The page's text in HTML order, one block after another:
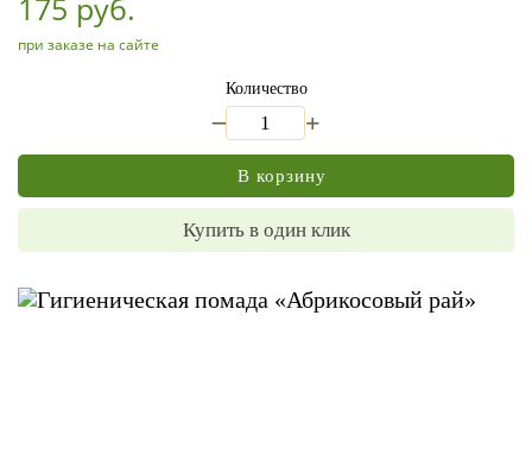
175 руб.
при заказе на сайте
Количество
+
В корзину
Купить в один клик